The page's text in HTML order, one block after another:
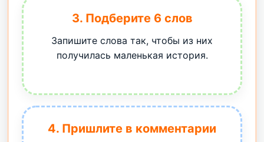
3. Подберите 6 слов
Запишите слова так, чтобы из них
получилась маленькая история.
4. Пришлите в комментарии